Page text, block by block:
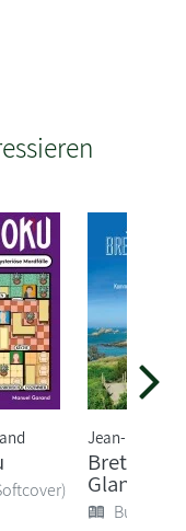
Jean-Luc
Glanz
Buch